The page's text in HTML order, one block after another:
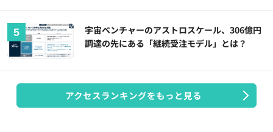
宇宙ベンチャーのアストロスケール、306億円
調達の先にある「継続受注モデル」とは？
アクセスランキングをもっと見る